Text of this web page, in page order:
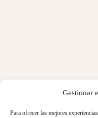
Gestionar
Para ofrecer las mejores